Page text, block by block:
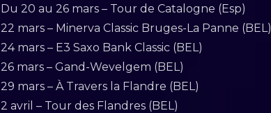
Du 20 au 26 mars – Tour de Catalogne (Esp)
22 mars – Minerva Classic Bruges-La Panne (BEL)
24 mars – E3 Saxo Bank Classic (BEL)
26 mars – Gand-Wevelgem (BEL)
29 mars – À Travers la Flandre (BEL)
2 avril – Tour des Flandres (BEL)